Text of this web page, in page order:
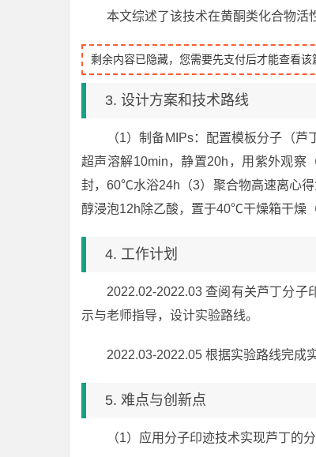
本文综述了该技术在黄酮类化合物活
剩余内容已隐藏，您需要先支付后才能查看该
3. 设计方案和技术路线
（1）制备MIPs：配置模板分子（
超声溶解10min，静置20h，用紫外观察
封，60℃水浴24h（3）聚合物高速离心
醇浸泡12h除乙酸，置于40℃干燥箱干燥
4. 工作计划
2022.02-2022.03 查阅有关芦丁分
示与老师指导，设计实验路线。
2022.03-2022.05 根据实验路线完成实
5. 难点与创新点
（1）应用分子印迹技术实现芦丁的分